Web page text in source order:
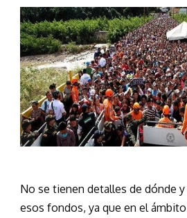
No se tienen detalles de dónde
esos fondos, ya que en el